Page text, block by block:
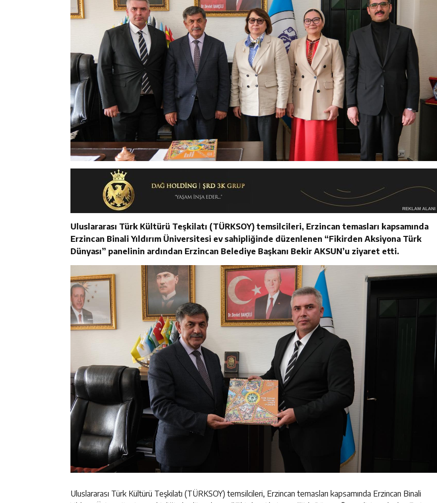
Uluslararası Türk Kültürü Teşkilatı (TÜRKSOY) temsilcileri, Erzincan temasları kapsamında
Erzincan Binali Yıldırım Üniversitesi ev sahipliğinde düzenlenen “Fikirden Aksiyona Türk
Dünyası” panelinin ardından Erzincan Belediye Başkanı Bekir AKSUN’u ziyaret etti.
Uluslararası Türk Kültürü Teşkilatı (TÜRKSOY) temsilcileri, Erzincan temasları kapsamında Erzincan Binali